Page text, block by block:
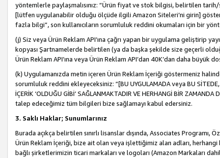
yöntemlerle paylaşmalısınız: “Ürün fiyat ve stok bilgisi, belirtilen
[lütfen uygulanabilir olduğu ölçüde ilgili Amazon Siteleri’ni girin]
fazla bilgi”, son kullanıcıların sorumluluk reddini okumaları için bir
(j) Siz veya Ürün Reklam API’ına çağrı yapan bir uygulama geliştirip
kopyası Şartnamelerde belirtilen (ya da başka şekilde size geçerli
Ürün Reklam API’ına veya Ürün Reklam API’dan 40K’dan daha büyük
(k) Uygulamanızda metin içeren Ürün Reklam İçeriği göstermeniz
sorumluluk reddini ekleyeceksiniz: “[BU UYGULAMADA veya BU SİTEDE,
İÇERİK ‘OLDUĞU GİBİ’ SAĞLANMAKTADIR VE HERHANGİ BİR
talep edeceğimiz tüm bilgileri bize sağlamayı kabul edersiniz.
3. Saklı Haklar; Sunumlarınız
Burada açıkça belirtilen sınırlı lisanslar dışında, Associates Programı,
Ürün Reklam İçeriği, bize ait olan veya işlettiğimiz alan adları,
bağlı şirketlerimizin ticari markaları ve logoları (Amazon Markaları